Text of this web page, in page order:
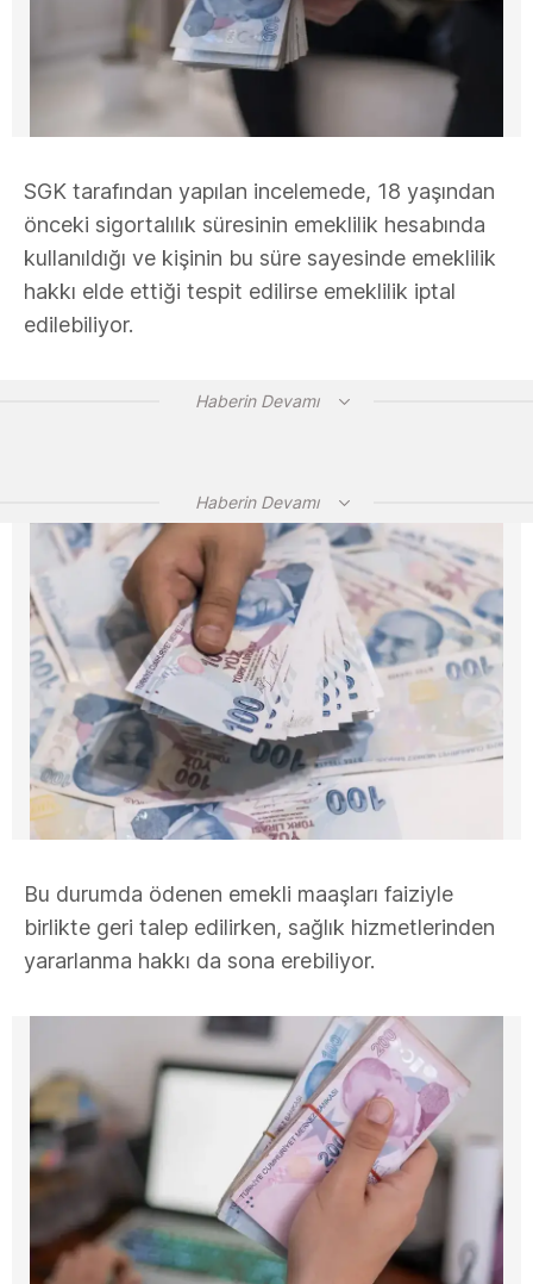
SGK tarafından yapılan incelemede, 18 yaşından
önceki sigortalılık süresinin emeklilik hesabında
kullanıldığı ve kişinin bu süre sayesinde emeklilik
hakkı elde ettiği tespit edilirse emeklilik iptal
edilebiliyor.
Haberin Devamı
Haberin Devamı
Bu durumda ödenen emekli maaşları faiziyle
birlikte geri talep edilirken, sağlık hizmetlerinden
yararlanma hakkı da sona erebiliyor.